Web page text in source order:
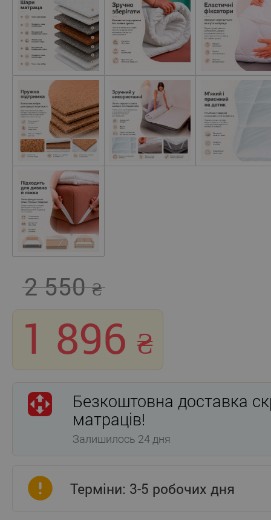
2 550
1 896
Безкоштовна доставка
матраців!
Залишилось 24 дня
Терміни: 3-5 робочих дня